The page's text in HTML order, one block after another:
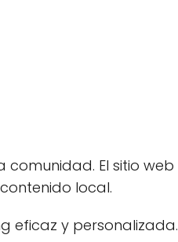
El sitio web
local.
eficaz y personalizada.